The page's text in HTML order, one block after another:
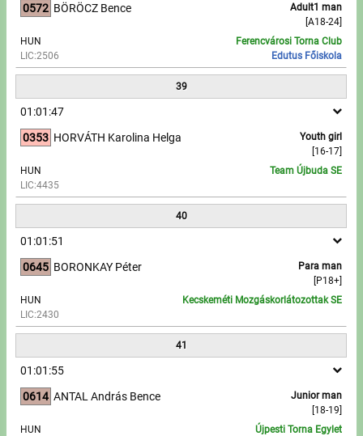
0572
Adult1 man
[A18-24]
BÖRÖCZ Bence
HUN
LIC:2506
Ferencvárosi Torna Club
Edutus Főiskola
39
01:01:47
0353
Youth girl
[16-17]
HORVÁTH Karolina Helga
HUN
LIC:4435
Team Újbuda SE
40
01:01:51
0645
Para man
[P18+]
BORONKAY Péter
HUN
LIC:2430
Kecskeméti Mozgáskorlátozottak SE
41
01:01:55
0614
Junior man
[18-19]
ANTAL András Bence
HUN
Újpesti Torna Egylet